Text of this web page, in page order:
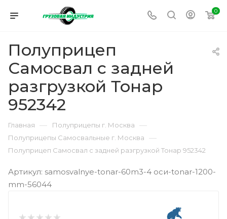
0
Полуприцеп
Самосвал с задней
разгрузкой Тонар
952342
Главная — Полуприцепы г. Москва —
Полуприцепы Самосвальные г. Москва —
Полуприцеп Самосвал с задней разгрузкой Тонар 952342
Артикул: samosvalnye-tonar-60m3-4 оси-tonar-1200-
mm-56044